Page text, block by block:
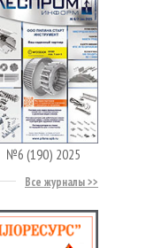
№6 (190) 2025
Все журналы